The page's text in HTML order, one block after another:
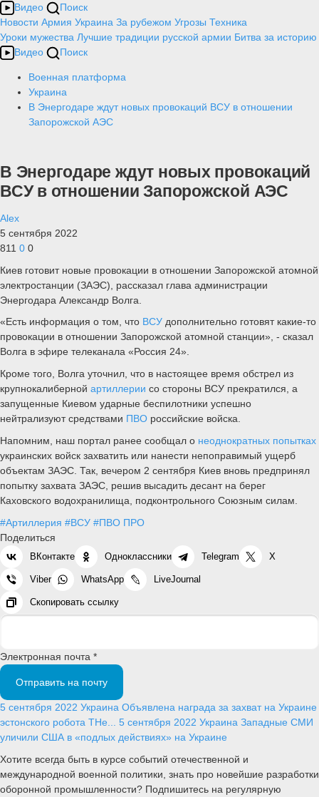
Видео
Поиск
Новости Армия Украина За рубежом Угрозы Техника
Уроки мужества Лучшие традиции русской армии Битва за историю
Видео
Поиск
Военная платформа
Украина
В Энергодаре ждут новых провокаций ВСУ в отношении
Запорожской АЭС
В Энергодаре ждут новых провокаций
ВСУ в отношении Запорожской АЭС
Alex
5 сентября 2022
811 0 0
Киев готовит новые провокации в отношении Запорожской атомной
электростанции (ЗАЭС), рассказал глава администрации
Энергодара Александр Волга.
«Есть информация о том, что ВСУ дополнительно готовят какие-то
провокации в отношении Запорожской атомной станции», - сказал
Волга в эфире телеканала «Россия 24».
Кроме того, Волга уточнил, что в настоящее время обстрел из
крупнокалиберной артиллерии со стороны ВСУ прекратился, а
запущенные Киевом ударные беспилотники успешно
нейтрализуют средствами ПВО российские войска.
Напомним, наш портал ранее сообщал о неоднократных попытках
украинских войск захватить или нанести непоправимый ущерб
объектам ЗАЭС. Так, вечером 2 сентября Киев вновь предпринял
попытку захвата ЗАЭС, решив высадить десант на берег
Каховского водохранилища, подконтрольного Союзным силам.
#Артиллерия #ВСУ #ПВО ПРО
Поделиться
ВКонтакте Одноклассники Telegram X
Viber WhatsApp LiveJournal
Скопировать ссылку
Электронная почта *
Отправить на почту
5 сентября 2022 Украина Объявлена награда за захват на Украине
эстонского робота THe... 5 сентября 2022 Украина Западные СМИ
уличили США в «подлых действиях» на Украине
Хотите всегда быть в курсе событий отечественной и
международной военной политики, знать про новейшие разработки
оборонной промышленности? Подпишитесь на регулярную